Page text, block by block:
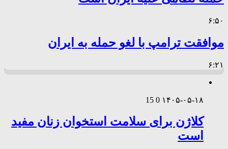
۶:۵۰
موافقت ترامپ با لغو حمله به ایران
۶:۲۱
۱۴۰۵-۰۵-۱۸ 0
15
کلاژن برای سلامت استخوان زنان مفید
است